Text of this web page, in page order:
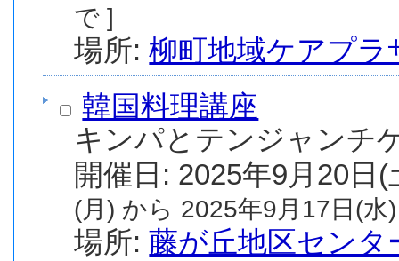
で ]
場所:柳町地域ケアプラ
韓国料理講座
キンパとテンジャンチ
(月) から 2025年9月17日(水
場所:藤が丘地区センタ